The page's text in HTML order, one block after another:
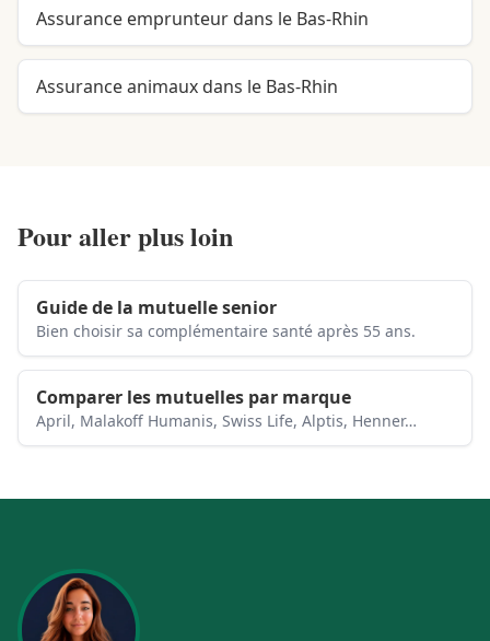
Assurance emprunteur dans le Bas-Rhin
Assurance animaux dans le Bas-Rhin
Pour aller plus loin
Guide de la mutuelle senior
Bien choisir sa complémentaire santé après 55 ans.
Comparer les mutuelles par marque
April, Malakoff Humanis, Swiss Life, Alptis, Henner…